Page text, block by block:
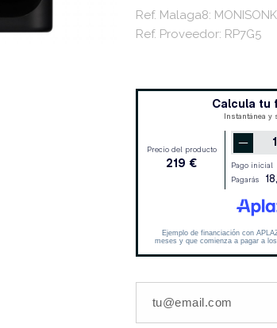
Ref. Malaga8:
Ref. Proveedor: RP7G5